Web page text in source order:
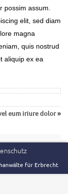
possim assum.
elit, sed diam
magna
quis nostrud
aliquip ex ea
eum iriure dolor»
für Erbrecht